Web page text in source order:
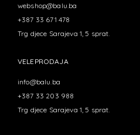
webshop@balu.ba
+387 33 671 478
Trg djece Sarajeva 1, 5 sprat.
VELEPRODAJA
info@balu.ba
+387 33 203 988
Trg djece Sarajeva 1, 5 sprat.